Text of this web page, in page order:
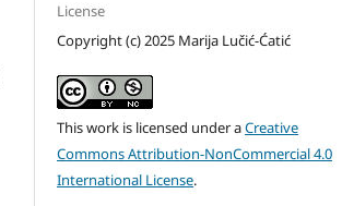
License
Copyright (c) 2025 Marija Lučić-Ćatić
This work is licensed under aCreative
Commons Attribution-NonCommercial 4.0
International License.